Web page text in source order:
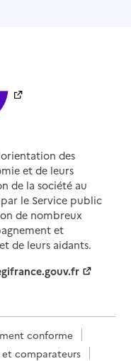
des
et de leurs
de la société au
le Service public
de nombreux
et
de leurs aidants.
conforme
et comparateurs